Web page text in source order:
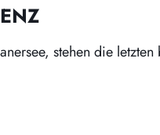
stehen die letzten